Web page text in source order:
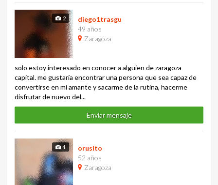
2
diego1trasgu
49 años
Zaragoza
solo estoy interesado en conocer a alguien de zaragoza
capital. me gustaría encontrar una persona que sea capaz de
convertirse en mi amante y sacarme de la rutina, hacerme
disfrutar de nuevo del...
Enviar mensaje
1
orusito
52 años
Zaragoza